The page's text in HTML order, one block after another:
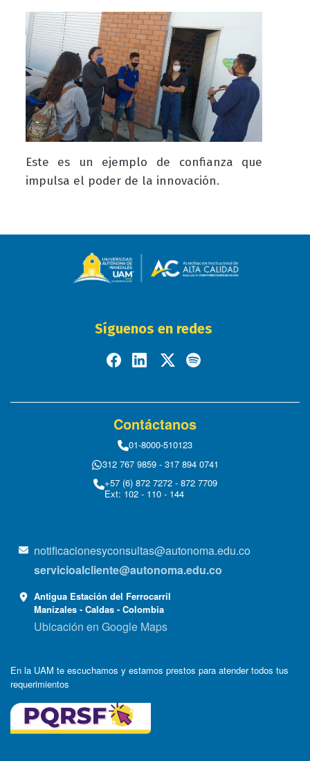
Este es un ejemplo de confianza que
impulsa el poder de la innovación.
Síguenos en redes
Contáctanos
01-8000-510123
312 767 9859 - 317 894 0741
+57 (6) 872 7272 - 872 7709
Ext: 102 - 110 - 144
notificacionesyconsultas@autonoma.edu.co
servicioalcliente@autonoma.edu.co
Antigua Estación del Ferrocarril
Manizales - Caldas - Colombia
Ubicación en Google Maps
En la UAM te escuchamos y estamos prestos para atender todos tus
requerimientos